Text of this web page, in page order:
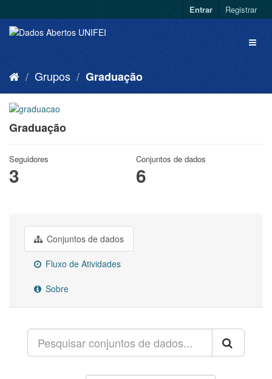
Entrar Registrar
Grupos Graduação
Graduação
Seguidores
3
Conjuntos de dados
6
Conjuntos de dados
Fluxo de Atividades
Sobre